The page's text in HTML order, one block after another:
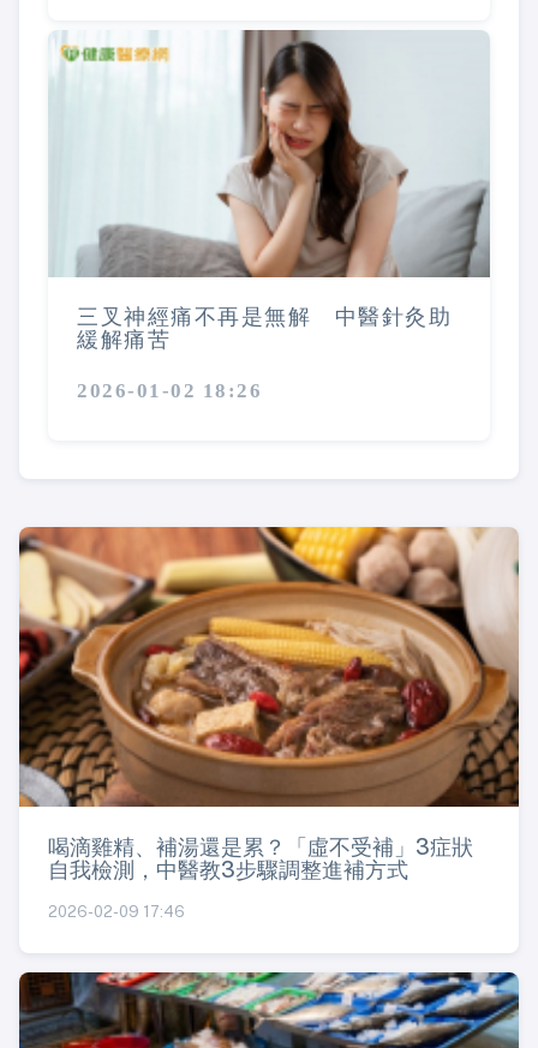
三叉神經痛不再是無解 中醫針灸助
緩解痛苦
2026-01-02 18:26
喝滴雞精、補湯還是累？「虛不受補」3症狀
自我檢測，中醫教3步驟調整進補方式
2026-02-09 17:46